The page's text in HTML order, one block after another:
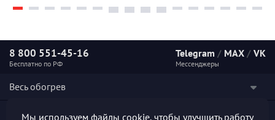
8 800 551-45-16
Бесплатно по РФ
Telegram / MAX / VK
Мессенджеры
Весь обогрев
Наши услуги
Мы используем файлы cookie, чтобы улучшить работу